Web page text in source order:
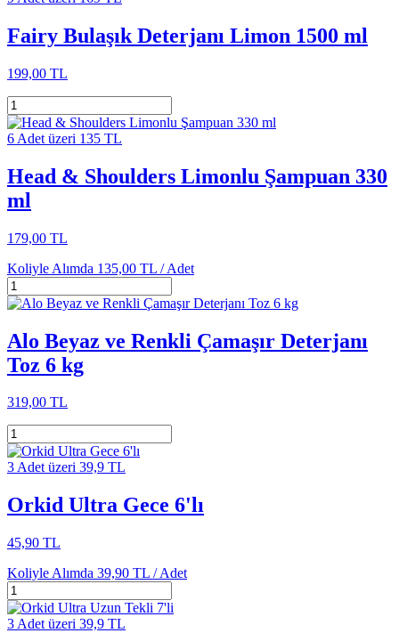
Fairy Bulaşık Deterjanı Limon 1500 ml
199,00 TL
6 Adet üzeri 135 TL
Head & Shoulders Limonlu Şampuan 330
ml
179,00 TL
Koliyle Alımda 135,00 TL /Adet
Alo Beyaz ve Renkli Çamaşır Deterjanı
Toz 6 kg
319,00 TL
3 Adet üzeri 39,9 TL
Orkid Ultra Gece 6'lı
45,90 TL
Koliyle Alımda 39,90 TL /Adet
3 Adet üzeri 39,9 TL